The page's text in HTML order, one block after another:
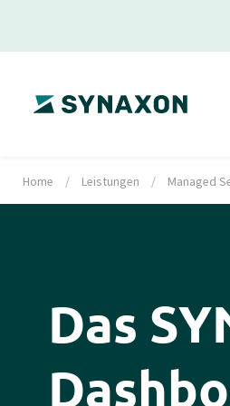
Home / Leistungen / Managed
Das